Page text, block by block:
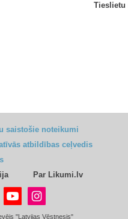
Tieslietu
saistošie noteikumi
atbildības ceļvedis
Par Likumi.lv
"Latvijas Vēstnesis"